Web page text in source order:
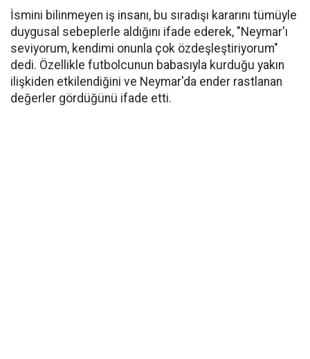
İsmini bilinmeyen iş insanı, bu sıradışı kararını tümüyle
duygusal sebeplerle aldığını ifade ederek, "Neymar'ı
seviyorum, kendimi onunla çok özdeşleştiriyorum"
dedi. Özellikle futbolcunun babasıyla kurduğu yakın
ilişkiden etkilendiğini ve Neymar'da ender rastlanan
değerler gördüğünü ifade etti.